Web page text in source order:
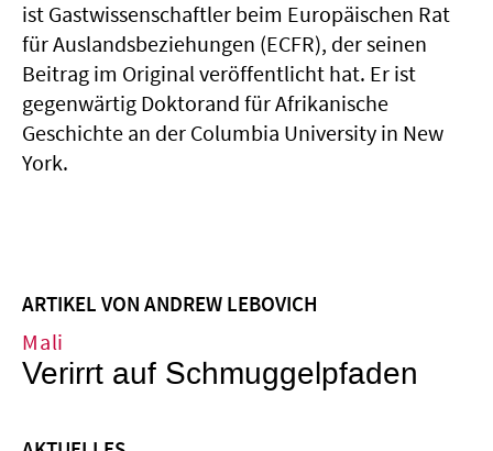
ist Gastwissenschaftler beim Europäischen Rat
für Auslandsbeziehungen (ECFR), der seinen
Beitrag im Original veröffentlicht hat. Er ist
gegenwärtig Doktorand für Afrikanische
Geschichte an der Columbia University in New
York.
ARTIKEL VON ANDREW LEBOVICH
Mali
Verirrt auf Schmuggelpfaden